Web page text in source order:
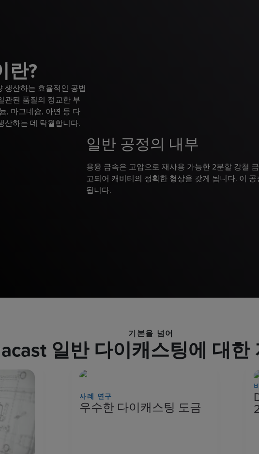
란?
생산하는 효율적인 공법
관된 품질의 정교한 부
, 마그네슘, 아연 등 다
산하는 데 탁월합니다.
일반 공정의 내부
용융 금속은 고압으로 재사용 가능한 2분할 강철
고되어 캐비티의 정확한 형상을 갖게 됩니다. 이
됩니다.
기본을 넘어
일반 다이캐스팅에 대한
사례 연구
우수한 다이캐스팅 도금